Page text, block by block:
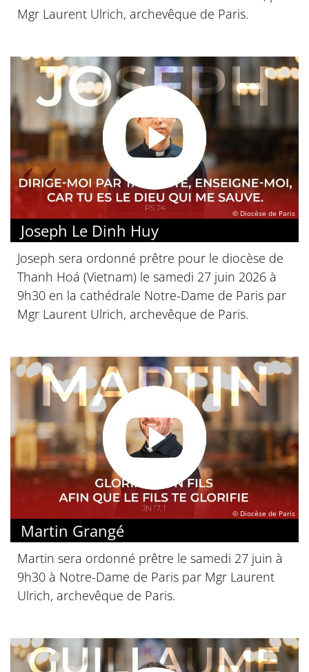
Mgr Laurent Ulrich, archevêque de Paris.
© Diocèse de Paris
Joseph Le Dinh Huy
Joseph sera ordonné prêtre pour le diocèse de
Thanh Hoá (Vietnam) le samedi 27 juin 2026 à
9h30 en la cathédrale Notre-Dame de Paris par
Mgr Laurent Ulrich, archevêque de Paris.
© Diocèse de Paris
Martin Grangé
Martin sera ordonné prêtre le samedi 27 juin à
9h30 à Notre-Dame de Paris par Mgr Laurent
Ulrich, archevêque de Paris.